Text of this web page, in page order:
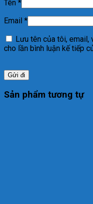
Tên *
Email *
Lưu tên của tôi, email,
cho lần bình luận kế tiếp
Sản phẩm tương tự